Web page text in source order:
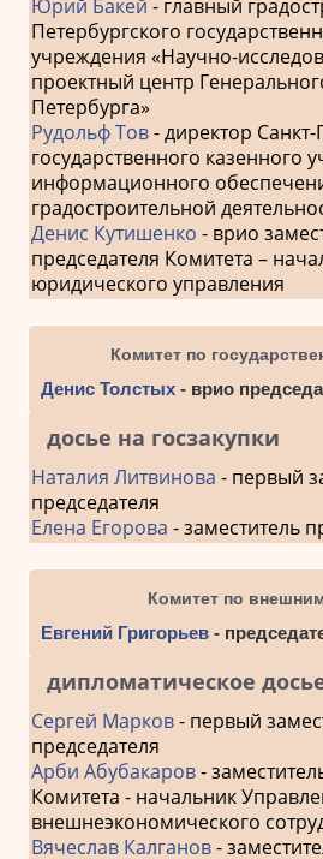
Юрий Бакей - главный
Петербургского
учреждения «Научно-
проектный центр
Петербурга»
Рудольф Тов- директор Санкт-
государственного казенного
информационного
градостроительной
Денис Кутишенко - врио
председателя Комитета –
юридического управления
Комитет по
Денис Толстых- врио
досье на госзакупки
Наталия Литвинова - первый
председателя
Елена Егорова - заместитель
Комитет по
Евгений Григорьев-
дипломатическое
Сергей Марков- первый
председателя
Арби Абубакаров-
Комитета - начальник
внешнеэкономического
Вячеслав Калганов-